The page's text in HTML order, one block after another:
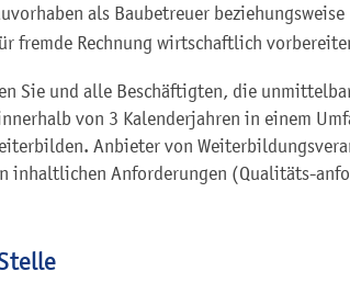
als Baubetreuer
fremde Rechnung wirtschaftlich
Sie und alle Beschäftigten, die
von 3 Kalenderjahren in einem
Anbieter von
inhaltlichen Anforderungen (Qualitäts-